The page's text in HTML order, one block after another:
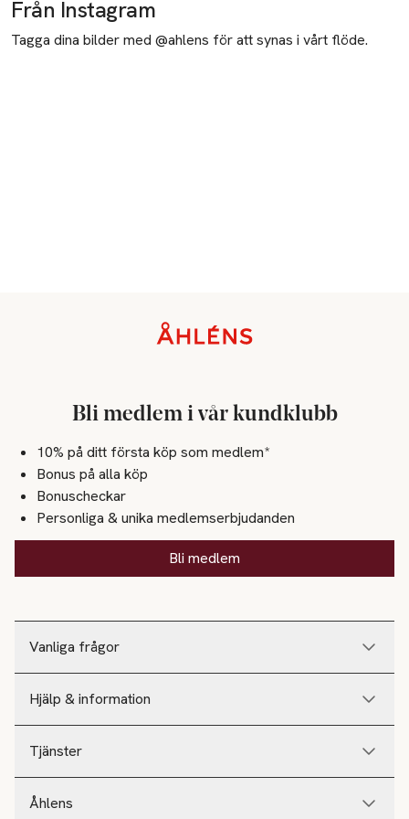
Från Instagram
Tagga dina bilder med @ahlens för att synas i vårt flöde.
Vanliga frågor
Hjälp & information
Tjänster
Åhlens
Bli medlem i vår kundklubb
10% på ditt första köp som medlem*
Bonus på alla köp
Bonuscheckar
Personliga & unika medlemserbjudanden
Bli medlem